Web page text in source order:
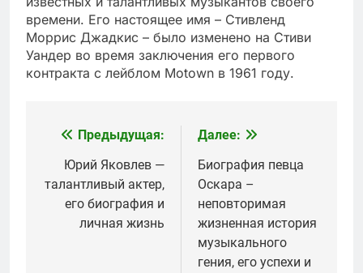
времени. Его настоящее имя – Стивленд
Моррис Джадкис – было изменено на Стиви
Уандер во время заключения его первого
контракта с лейблом Motown в 1961 году.
Навигация
записям
Предыдущая:
Юрий Яковлев —
талантливый актер,
его биография и
личная жизнь
Далее:
Биография певца
Оскара –
неповторимая
жизненная история
музыкального
гения, его успехи и